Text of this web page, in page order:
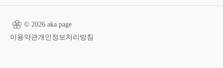
© 2026 aka.page
이용약관개인정보처리방침